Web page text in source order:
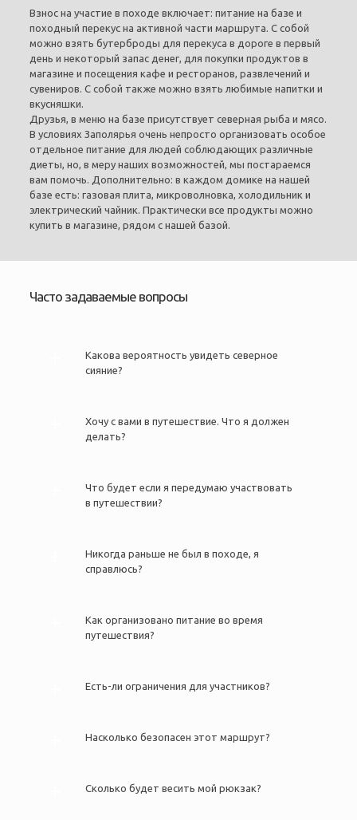
Взнос на участие в походе включает: питание на базе и
походный перекус на активной части маршрута. С собой
можно взять бутерброды для перекуса в дороге в первый
день и некоторый запас денег, для покупки продуктов в
магазине и посещения кафе и ресторанов, развлечений и
сувениров. С собой также можно взять любимые напитки и
вкусняшки.
Друзья, в меню на базе присутствует северная рыба и мясо.
В условиях Заполярья очень непросто организовать особое
отдельное питание для людей соблюдающих различные
диеты, но, в меру наших возможностей, мы постараемся
вам помочь. Дополнительно: в каждом домике на нашей
базе есть: газовая плита, микроволновка, холодильник и
электрический чайник. Практически все продукты можно
купить в магазине, рядом с нашей базой.
Часто задаваемые вопросы
Какова вероятность увидеть северное
сияние?
Хочу с вами в путешествие. Что я должен
делать?
Что будет если я передумаю участвовать
в путешествии?
Никогда раньше не был в походе, я
справлюсь?
Как организовано питание во время
путешествия?
Есть-ли ограничения для участников?
Насколько безопасен этот маршрут?
Сколько будет весить мой рюкзак?